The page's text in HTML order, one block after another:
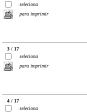
seleciona
para imprimir
3 / 17
seleciona
para imprimir
4 / 17
seleciona